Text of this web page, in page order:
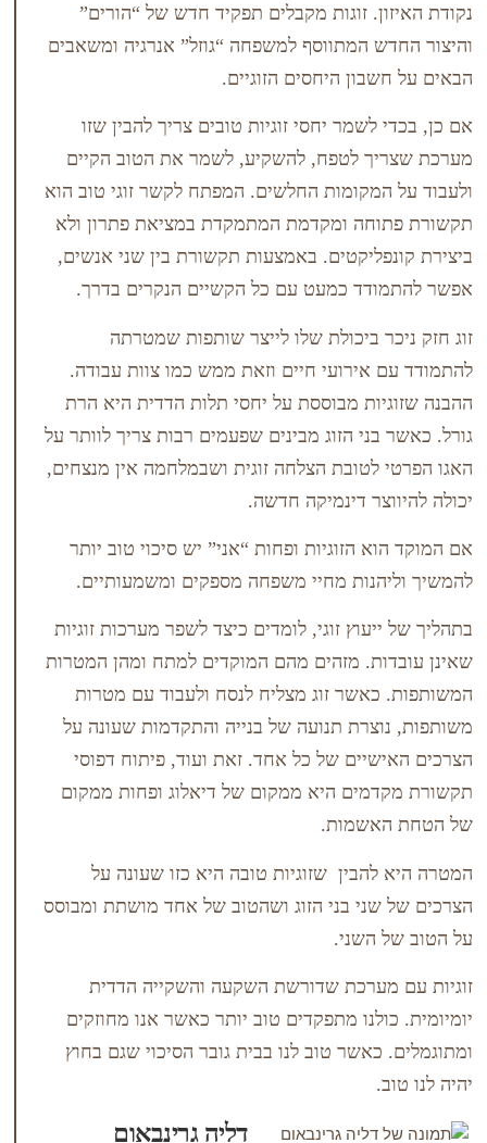
זוגות מקבלים תפקיד חדש של “הורים”
המתווסף למשפחה “גוזל” אנרגיה ומשאבים
היחסים הזוגיים.
יחסי זוגיות טובים צריך להבין שזו
לטפח, להשקיע, לשמר את הטוב הקיים
החלשים. המפתח לקשר זוגי טוב הוא
ומקדמת המתמקדת במציאת פתרון ולא
באמצעות תקשורת בין שני אנשים,
כמעט עם כל הקשיים הנקרים בדרך.
ביכולת שלו לייצר שותפות שמטרתה
חיים וזאת ממש כמו צוות עבודה.
מבוססת על יחסי תלות הדדית היא הרת
הזוג מבינים שפעמים רבות צריך לוותר על
הצלחה זוגית ושבמלחמה אין מנצחים,
דינמיקה חדשה.
הזוגיות ופחות “אני” יש סיכוי טוב יותר
מחיי משפחה מספקים ומשמעותיים.
זוגי, לומדים כיצד לשפר מערכות זוגיות
מזהים מהם המוקדים למתח ומהן המטרות
זוג מצליח לנסח ולעבוד עם מטרות
תנועה של בנייה והתקדמות שעונה על
של כל אחד. זאת ועוד, פיתוח דפוסי
היא ממקום של דיאלוג ופחות ממקום
שזוגיות טובה היא כזו שעונה על
בני הזוג ושהטוב של אחד מושתת ומבוסס
שדורשת השקעה והשקייה הדדית
מתפקדים טוב יותר כאשר אנו מחוזקים
טוב לנו בבית גובר הסיכוי שגם בחוץ
דליה גרינבאום